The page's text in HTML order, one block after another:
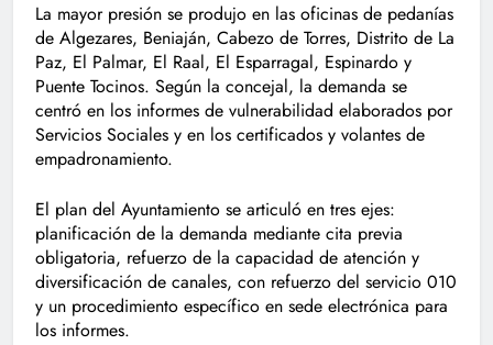
La mayor presión se produjo en las oficinas de pedanías
de Algezares, Beniaján, Cabezo de Torres, Distrito de La
Paz, El Palmar, El Raal, El Esparragal, Espinardo y
Puente Tocinos. Según la concejal, la demanda se
centró en los informes de vulnerabilidad elaborados por
Servicios Sociales y en los certificados y volantes de
empadronamiento.
El plan del Ayuntamiento se articuló en tres ejes:
planificación de la demanda mediante cita previa
obligatoria, refuerzo de la capacidad de atención y
diversificación de canales, con refuerzo del servicio 010
y un procedimiento específico en sede electrónica para
los informes.